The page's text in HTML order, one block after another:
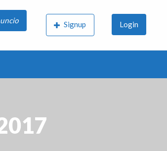
Signup Login